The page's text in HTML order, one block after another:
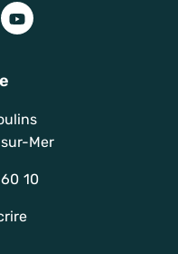
compte Facebook
vers le compte Instagram
Lien vers la chaîne
Mer
10